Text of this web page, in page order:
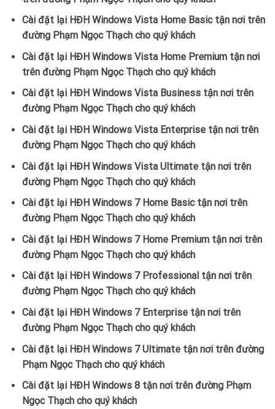
Cài đặt lại HĐH Windows Vista Home Basic tận nơi trên
đường Phạm Ngọc Thạch cho quý khách
Cài đặt lại HĐH Windows Vista Home Premium tận nơi
trên đường Phạm Ngọc Thạch cho quý khách
Cài đặt lại HĐH Windows Vista Business tận nơi trên
đường Phạm Ngọc Thạch cho quý khách
Cài đặt lại HĐH Windows Vista Enterprise tận nơi trên
đường Phạm Ngọc Thạch cho quý khách
Cài đặt lại HĐH Windows Vista Ultimate tận nơi trên
đường Phạm Ngọc Thạch cho quý khách
Cài đặt lại HĐH Windows 7 Home Basic tận nơi trên
đường Phạm Ngọc Thạch cho quý khách
Cài đặt lại HĐH Windows 7 Home Premium tận nơi trên
đường Phạm Ngọc Thạch cho quý khách
Cài đặt lại HĐH Windows 7 Professional tận nơi trên
đường Phạm Ngọc Thạch cho quý khách
Cài đặt lại HĐH Windows 7 Enterprise tận nơi trên
đường Phạm Ngọc Thạch cho quý khách
Cài đặt lại HĐH Windows 7 Ultimate tận nơi trên đường
Phạm Ngọc Thạch cho quý khách
Cài đặt lại HĐH Windows 8 tận nơi trên đường Phạm
Ngọc Thạch cho quý khách